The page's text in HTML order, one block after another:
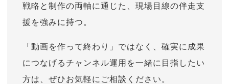
戦略と制作の両軸に通じた、現場目線の伴走支
援を強みに持つ。
「動画を作って終わり」ではなく、確実に成果
につなげるチャンネル運用を一緒に目指したい
方は、ぜひお気軽にご相談ください。